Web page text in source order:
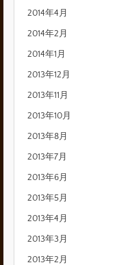
2014年4月
2014年2月
2014年1月
2013年12月
2013年11月
2013年10月
2013年8月
2013年7月
2013年6月
2013年5月
2013年4月
2013年3月
2013年2月